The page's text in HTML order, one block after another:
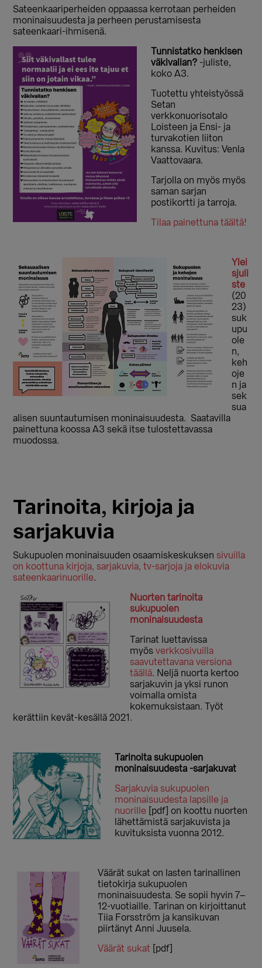
Sateenkaariperheiden oppaassa kerrotaan perheiden
moninaisuudesta ja perheen perustamisesta
sateenkaari-ihmisenä.
Tunnistatko henkisen
väkivallan? -juliste,
koko A3.
Tuotettu yhteistyössä
Setan
verkkonuorisotalo
Loisteen ja Ensi- ja
turvakotien liiton
kanssa. Kuvitus: Venla
Vaattovaara.
Tarjolla on myös myös
saman sarjan
postikortti ja tarroja.
Tilaa painettuna täältä!
Ylei
sjuli
ste
(20
23)
suk
upu
ole
n,
keh
oje
n ja
sek
sua
alisen suuntautumisen moninaisuudesta. Saatavilla
painettuna koossa A3 sekä itse tulostettavassa
muodossa.
Tarinoita, kirjoja ja
sarjakuvia
Sukupuolen moninaisuuden osaamiskeskuksen sivuilla
on koottuna kirjoja, sarjakuvia, tv-sarjoja ja elokuvia
sateenkaarinuorille.
Nuorten tarinoita
sukupuolen
moninaisuudesta
Tarinat luettavissa
myösverkkosivuilla
saavutettavana versiona
täällä. Neljä nuorta kertoo
sarjakuvin ja yksi runon
voimalla omista
kokemuksistaan. Työt
kerättiin kevät-kesällä 2021.
Tarinoita sukupuolen
moninaisuudesta -sarjakuvat
Sarjakuvia sukupuolen
moninaisuudesta lapsille ja
nuorille [pdf] on koottu nuorten
lähettämistä sarjakuvista ja
kuvituksista vuonna 2012.
Väärät sukat on lasten tarinallinen
tietokirja sukupuolen
moninaisuudesta. Se sopii hyvin 7–
12-vuotiaille. Tarinan on kirjoittanut
Tiia Forsström ja kansikuvan
piirtänyt Anni Juusela.
Väärät sukat [pdf]